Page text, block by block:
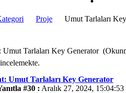
Proje
Umut Tarlaları
Tarlaları Key Generator
Umut Tarlaları Key Generator
#30 : Aralık 27, 2024, 15:04:53